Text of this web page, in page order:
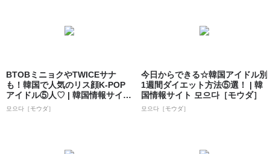
BTOBミニョクやTWICEサナ
も！韓国で人気のリス顔K-POP
アイドル⑤人♡ | 韓国情報サイ
ト...
모으다［モウダ］
今日からできる☆韓国アイドル別
1週間ダイエット方法⑤選！ | 韓
国情報サイト 모으다［モウダ］
모으다［モウダ］